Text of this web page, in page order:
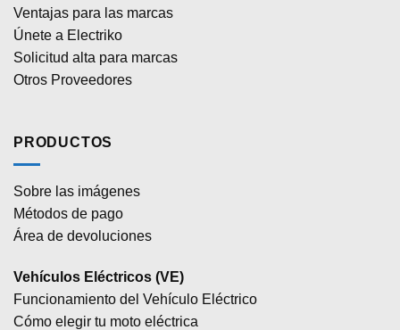
Ventajas para las marcas
Únete a Electriko
Solicitud alta para marcas
Otros Proveedores
PRODUCTOS
Sobre las imágenes
Métodos de pago
Área de devoluciones
Vehículos Eléctricos (VE)
Funcionamiento del Vehículo Eléctrico
Cómo elegir tu moto eléctrica